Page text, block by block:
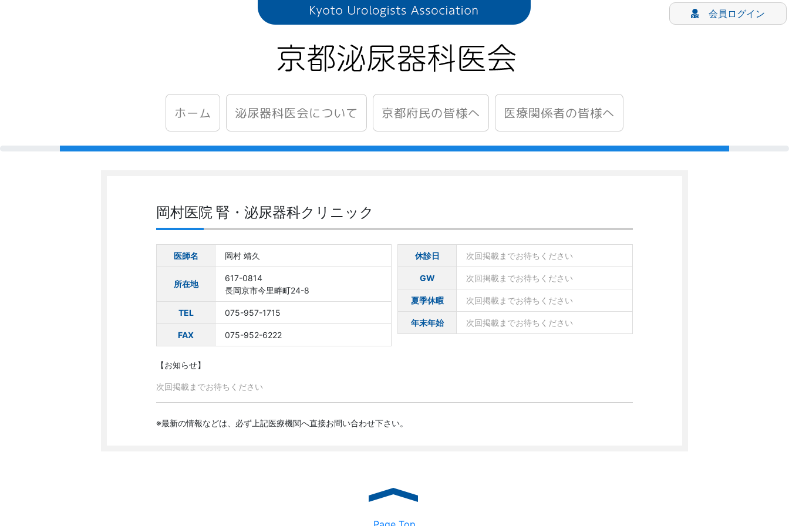
会員ログイン
ホーム 泌尿器科医会について 京都府民の皆様へ 医療関係者の皆様へ
岡村医院 腎・泌尿器科クリニック
医師名 岡村 靖久
所在地
617-0814
長岡京市今里畔町24-8
TEL 075-957-1715
FAX 075-952-6222
休診日 次回掲載までお待ちください
GW 次回掲載までお待ちください
夏季休暇 次回掲載までお待ちください
年末年始 次回掲載までお待ちください
【お知らせ】
次回掲載までお待ちください
※最新の情報などは、必ず上記医療機関へ直接お問い合わせ下さい。